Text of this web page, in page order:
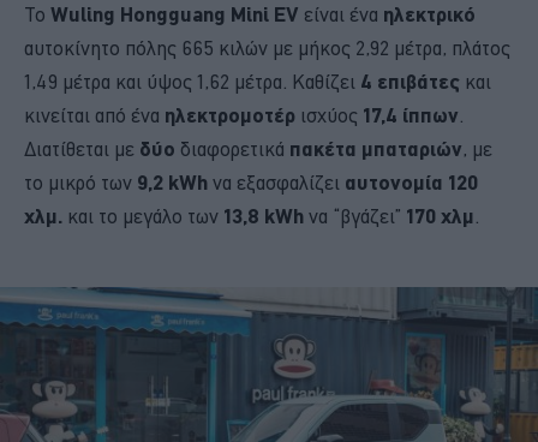
Το Wuling Hongguang Mini EV είναι ένα ηλεκτρικό
αυτοκίνητο πόλης 665 κιλών με μήκος 2,92 μέτρα, πλάτος
1,49 μέτρα και ύψος 1,62 μέτρα. Καθίζει 4 επιβάτες και
κινείται από ένα ηλεκτρομοτέρ ισχύος 17,4 ίππων
Διατίθεται με δύο διαφορετικά πακέτα μπαταριών, με
το μικρό των 9,2 kWh να εξασφαλίζει αυτονομία 120
χλμ. και το μεγάλο των 13,8 kWh να “βγάζει” 170 χλμ